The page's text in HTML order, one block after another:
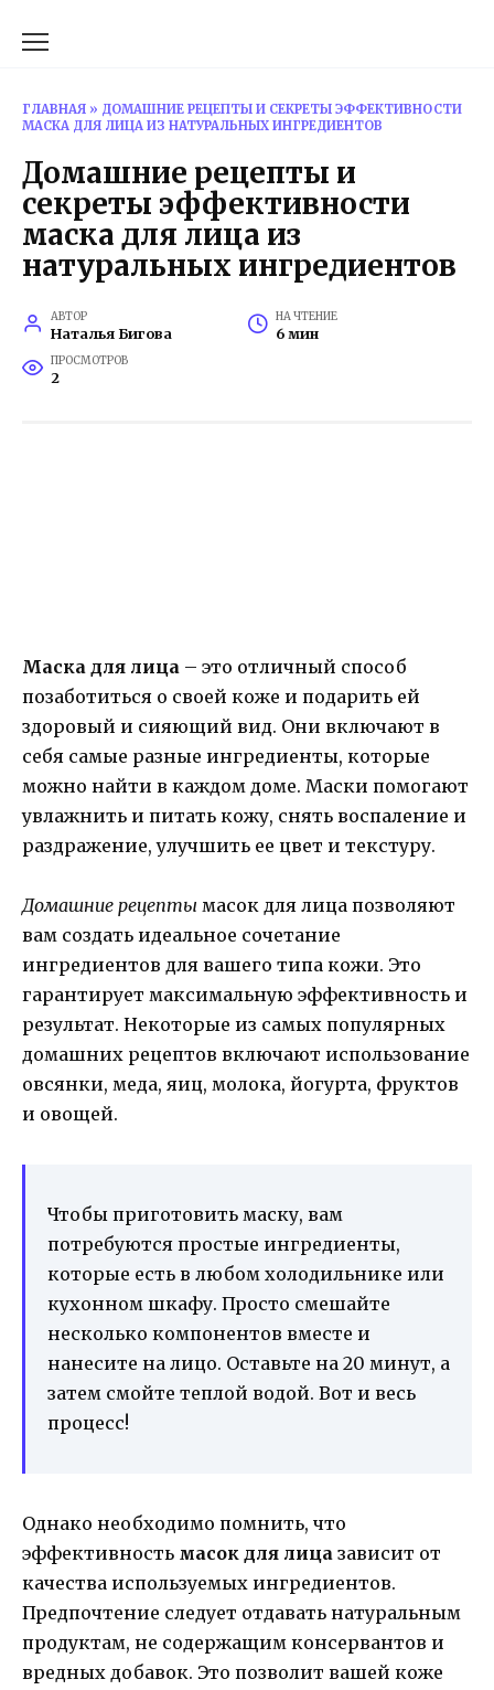
ГЛАВНАЯ » ДОМАШНИЕ РЕЦЕПТЫ И СЕКРЕТЫ ЭФФЕКТИВНОСТИ
МАСКА ДЛЯ ЛИЦА ИЗ НАТУРАЛЬНЫХ ИНГРЕДИЕНТОВ
Домашние рецепты и
секреты эффективности
маска для лица из
натуральных ингредиентов
АВТОР
Наталья Бигова
НА ЧТЕНИЕ
6 мин
ПРОСМОТРОВ
2
Маска для лица – это отличный способ
позаботиться о своей коже и подарить ей
здоровый и сияющий вид. Они включают в
себя самые разные ингредиенты, которые
можно найти в каждом доме. Маски помогают
увлажнить и питать кожу, снять воспаление и
раздражение, улучшить ее цвет и текстуру.
Домашние рецепты масок для лица позволяют
вам создать идеальное сочетание
ингредиентов для вашего типа кожи. Это
гарантирует максимальную эффективность и
результат. Некоторые из самых популярных
домашних рецептов включают использование
овсянки, меда, яиц, молока, йогурта, фруктов
и овощей.
Чтобы приготовить маску, вам
потребуются простые ингредиенты,
которые есть в любом холодильнике или
кухонном шкафу. Просто смешайте
несколько компонентов вместе и
нанесите на лицо. Оставьте на 20 минут, а
затем смойте теплой водой. Вот и весь
процесс!
Однако необходимо помнить, что
эффективность масок для лица зависит от
качества используемых ингредиентов.
Предпочтение следует отдавать натуральным
продуктам, не содержащим консервантов и
вредных добавок. Это позволит вашей коже